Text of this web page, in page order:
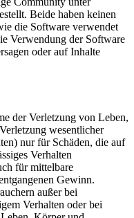
Beide haben keinen
die Software verwendet
Verwendung der Software
oder auf Inhalte
der Verletzung von Leben,
wesentlicher
nur für Schäden, die auf
Verhalten
für mittelbare
Gewinn.
außer bei
Verhalten oder bei